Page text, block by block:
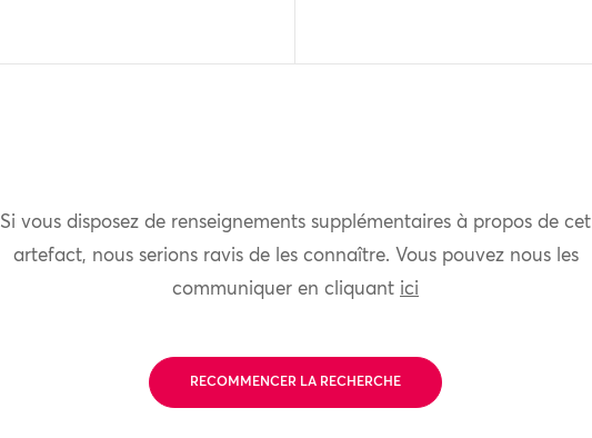
Si vous disposez de renseignements supplémentaires à propos de cet
artefact, nous serions ravis de les connaître. Vous pouvez nous les
communiquer en cliquant ici
RECOMMENCER LA RECHERCHE